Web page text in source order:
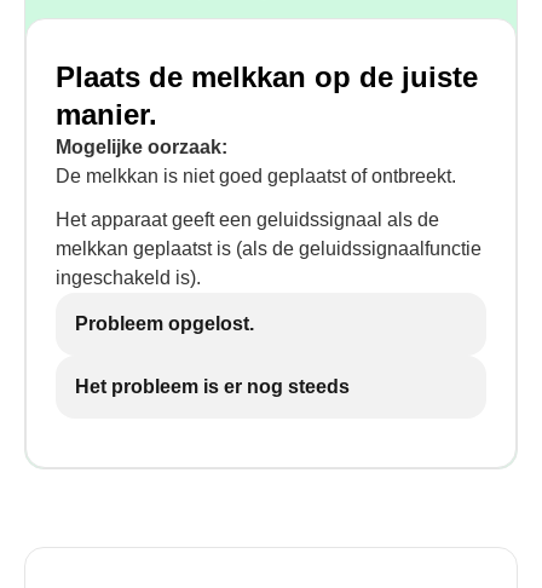
Plaats de melkkan op de juiste
manier.
Mogelijke oorzaak:
De melkkan is niet goed geplaatst of ontbreekt.
Het apparaat geeft een geluidssignaal als de
melkkan geplaatst is (als de geluidssignaalfunctie
ingeschakeld is).
Probleem opgelost.
Het probleem is er nog steeds